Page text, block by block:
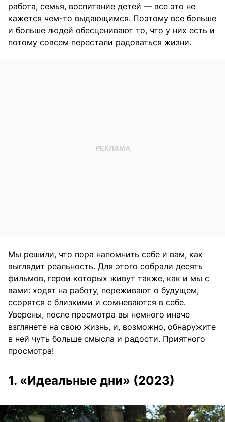
работа, семья, воспитание детей — все это не
кажется чем-то выдающимся. Поэтому все больше
и больше людей обесценивают то, что у них есть и
потому совсем перестали радоваться жизни.
Мы решили, что пора напомнить себе и вам, как
выглядит реальность. Для этого собрали десять
фильмов, герои которых живут также, как и мы с
вами: ходят на работу, переживают о будущем,
ссорятся с близкими и сомневаются в себе.
Уверены, после просмотра вы немного иначе
взглянете на свою жизнь, и, возможно, обнаружите
в ней чуть больше смысла и радости. Приятного
просмотра!
1. «Идеальные дни» (2023)